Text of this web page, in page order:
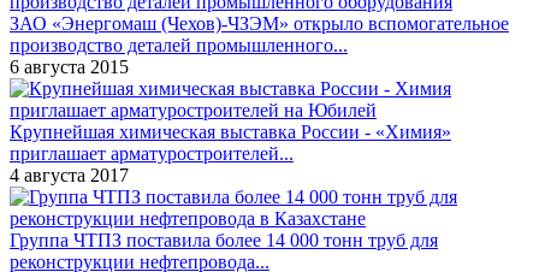
ЗАО «Энергомаш (Чехов)-ЧЗЭМ» открыло вспомогательное
производство деталей промышленного...
6 августа 2015
Крупнейшая химическая выставка России - «Химия»
приглашает арматуростроителей...
4 августа 2017
Группа ЧТПЗ поставила более 14 000 тонн труб для
реконструкции нефтепровода...